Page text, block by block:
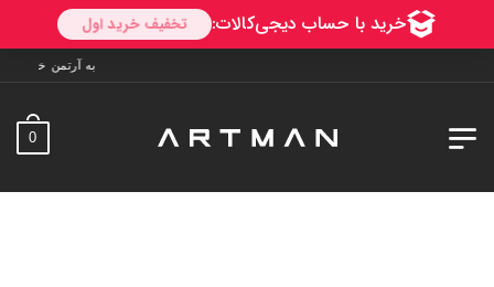
به آرتمن خوش آمدید. ارسال به سراسر
0